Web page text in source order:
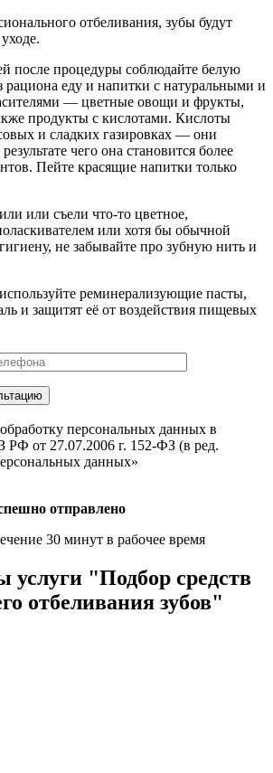
отбеливания, зубы будут
после процедуры соблюдайте белую
рациона еду и напитки с натуральными и
— цветные овощи и фрукты,
продукты с кислотами. Кислоты
и сладких газировках — они
чего она становится более
Пейте красящие напитки только
или съели что-то цветное,
или хотя бы обычной
не забывайте про зубную нить и
реминерализующие пасты,
и защитят её от воздействия пищевых
персональных данных в
РФ от 27.07.2006 г. 152-ФЗ (в ред.
данных»
отправлено
30 минут в рабочее время
услуги "Подбор средств
отбеливания зубов"